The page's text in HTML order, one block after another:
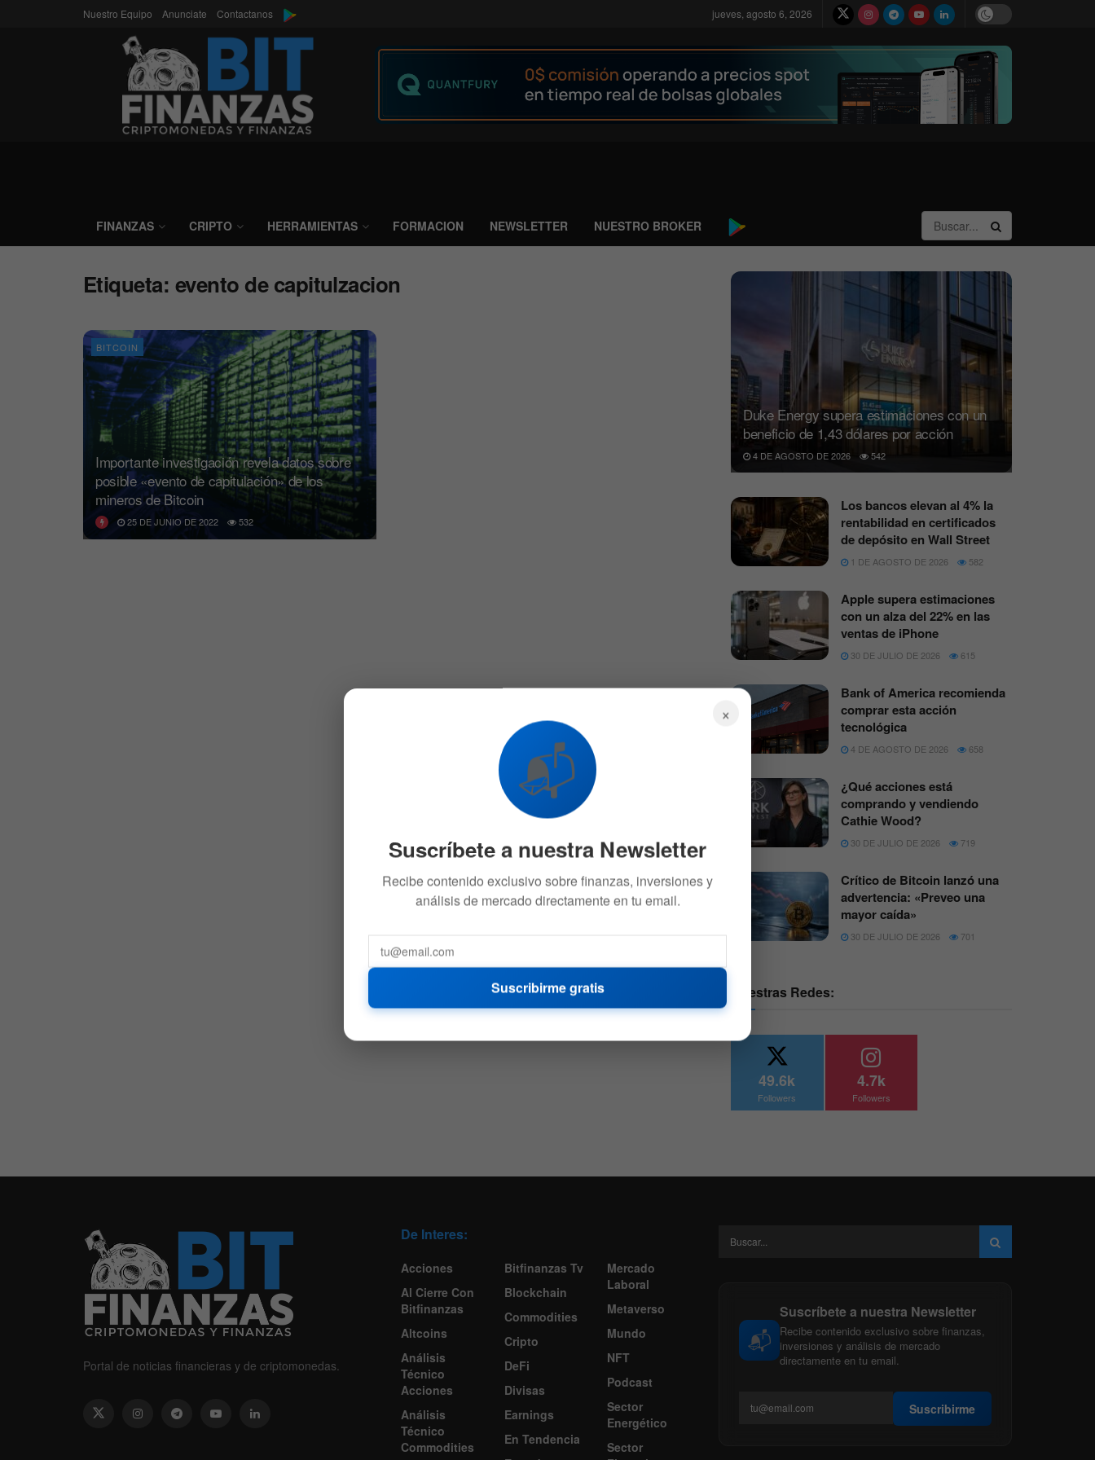
Nuestro Equipo Anunciate Contactanos jueves, agosto 6, 2026
FINANZAS CRIPTO HERRAMIENTAS FORMACION NEWSLETTER NUESTRO BROKER
Etiqueta: evento de capitulzacion
BITCOIN
Importante investigación revela datos sobre
posible «evento de capitulación» de los
mineros de Bitcoin
25 DE JUNIO DE 2022 532
Duke Energy supera estimaciones con un
beneficio de 1,43 dólares por acción
4 DE AGOSTO DE 2026 542
Los bancos elevan al 4% la
rentabilidad en certificados
de depósito en Wall Street
1 DE AGOSTO DE 2026 582
Apple supera estimaciones
con un alza del 22% en las
ventas de iPhone
30 DE JULIO DE 2026 615
Bank of America recomienda
comprar esta acción
tecnológica
4 DE AGOSTO DE 2026 658
¿Qué acciones está
comprando y vendiendo
Cathie Wood?
30 DE JULIO DE 2026 719
Crítico de Bitcoin lanzó una
advertencia: «Preveo una
mayor caída»
30 DE JULIO DE 2026 701
Nuestras Redes:
49.6k
Followers
4.7k
Followers
Portal de noticias financieras y de criptomonedas.
De Interes:
Acciones
Al Cierre Con
Bitfinanzas
Altcoins
Análisis
Técnico
Acciones
Análisis
Técnico
Commodities
Bitfinanzas Tv
Blockchain
Commodities
Cripto
DeFi
Divisas
Earnings
En Tendencia
Mercado
Laboral
Metaverso
Mundo
NFT
Podcast
Sector
Energético
Sector
📬
Suscríbete a nuestra Newsletter
Recibe contenido exclusivo sobre finanzas,
inversiones y análisis de mercado
directamente en tu email.
Suscribirme
×
📬
Suscríbete a nuestra Newsletter
Recibe contenido exclusivo sobre finanzas, inversiones y
análisis de mercado directamente en tu email.
Suscribirme gratis